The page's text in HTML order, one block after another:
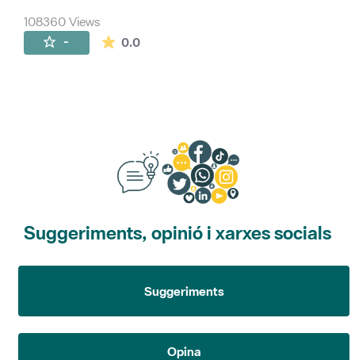
108360 Views
- 0.0The average rating is 0 stars out of 5.
Suggeriments, opinió i xarxes socials
Suggeriments
Opina